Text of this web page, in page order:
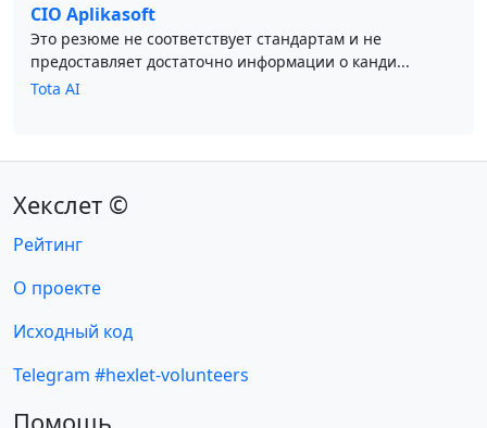
CIO Aplikasoft
Это резюме не соответствует стандартам и не
предоставляет достаточно информации о канди...
Tota AI
Хекслет ©
Рейтинг
О проекте
Исходный код
Telegram #hexlet-volunteers